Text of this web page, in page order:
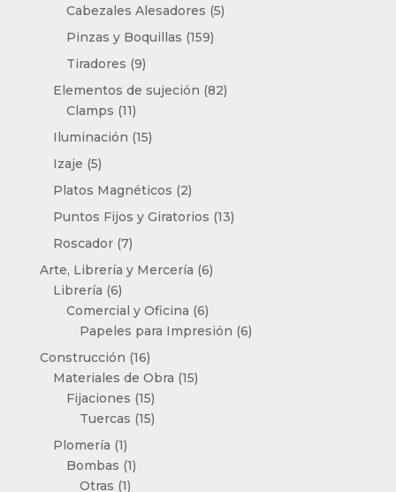
productos
Cabezales Alesadores 55
Pinzas y Boquillas 159159
Tiradores 99
productos
Elementos de sujeción 8282
Clamps 1111
productos
Iluminación 1515
Izaje 55
productos
Platos Magnéticos 22
productos
Puntos Fijos y Giratorios 1313
Roscador 77
productos
Arte, Librería y Mercería 66
Librería 66
productos
Comercial y Oficina 66
productos
Papeles para Impresión 66
Construcción 1616
productos
Materiales de Obra 1515
Fijaciones 1515
productos
Tuercas 1515
Plomería 11
producto
Bombas 11
Otras 11